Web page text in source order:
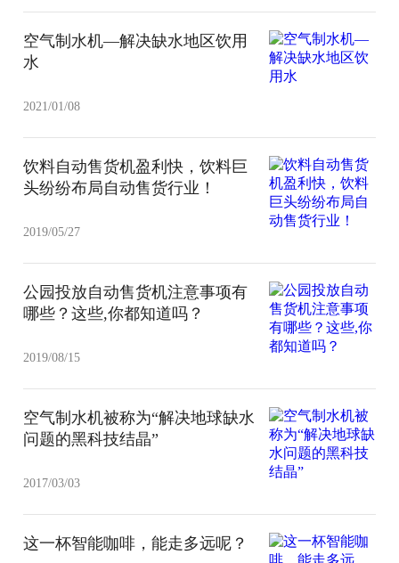
空气制水机—解决缺水地区饮用
水
2021/01/08
饮料自动售货机盈利快，饮料巨
头纷纷布局自动售货行业！
2019/05/27
公园投放自动售货机注意事项有
哪些？这些,你都知道吗？
2019/08/15
空气制水机被称为“解决地球缺水
问题的黑科技结晶”
2017/03/03
这一杯智能咖啡，能走多远呢？